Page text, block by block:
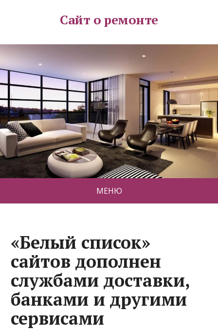
Сайт о ремонте
МЕНЮ
«Белый список»
сайтов дополнен
службами доставки,
банками и другими
сервисами